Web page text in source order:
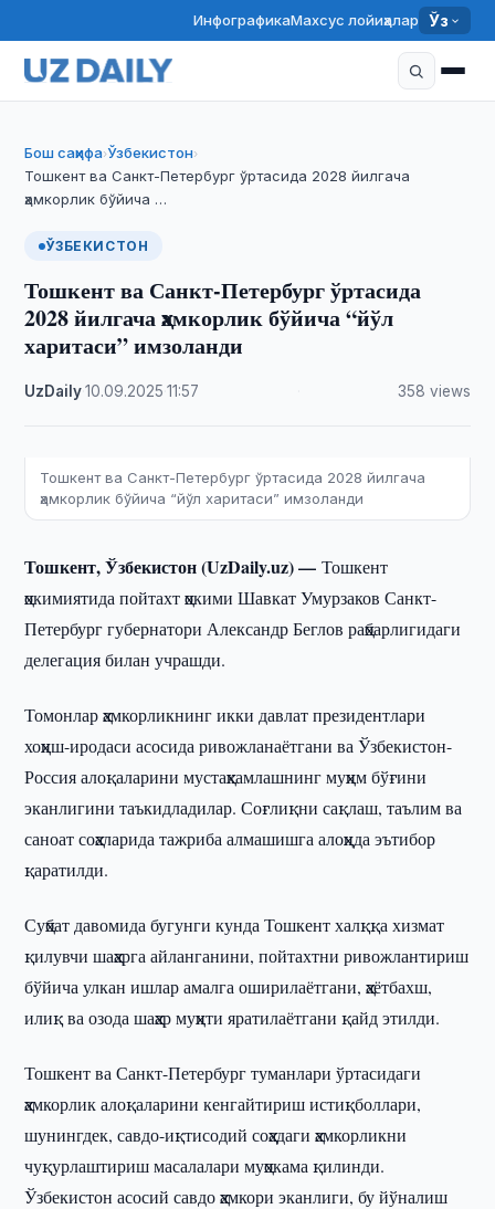
ИнфографикаМахсус лойиҳалар Ўз
Бош саҳифа›Ўзбекистон›
Тошкент ва Санкт-Петербург ўртасида 2028 йилгача
ҳамкорлик бўйича …
ЎЗБЕКИСТОН
Тошкент ва Санкт-Петербург ўртасида
2028 йилгача ҳамкорлик бўйича “йўл
харитаси” имзоланди
UzDaily·10.09.2025 ·11:57 358 views
Тошкент ва Санкт-Петербург ўртасида 2028 йилгача
ҳамкорлик бўйича “йўл харитаси” имзоланди
Тошкент, Ўзбекистон (UzDaily.uz) —Тошкент
ҳокимиятида пойтахт ҳокими Шавкат Умурзаков Санкт-
Петербург губернатори Александр Беглов раҳбарлигидаги
делегация билан учрашди.
Томонлар ҳамкорликнинг икки давлат президентлари
хоҳиш-иродаси асосида ривожланаётгани ва Ўзбекистон-
Россия алоқаларини мустаҳкамлашнинг муҳим бўғини
эканлигини таъкидладилар. Соғлиқни сақлаш, таълим ва
саноат соҳаларида тажриба алмашишга алоҳида эътибор
қаратилди.
Суҳбат давомида бугунги кунда Тошкент халққа хизмат
қилувчи шаҳарга айланганини, пойтахтни ривожлантириш
бўйича улкан ишлар амалга оширилаётгани, ҳаётбахш,
илиқ ва озода шаҳар муҳити яратилаётгани қайд этилди.
Тошкент ва Санкт-Петербург туманлари ўртасидаги
ҳамкорлик алоқаларини кенгайтириш истиқболлари,
шунингдек, савдо-иқтисодий соҳадаги ҳамкорликни
чуқурлаштириш масалалари муҳокама қилинди.
Ўзбекистон асосий савдо ҳамкори эканлиги, бу йўналиш